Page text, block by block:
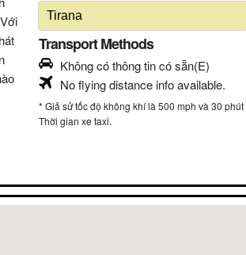
Transport Methods
Không có thông tin có sẵn(E)
No flying distance info available.
* Giả sử tốc độ không khí là 500 mph và 30 phút
Thời gian xe taxi.